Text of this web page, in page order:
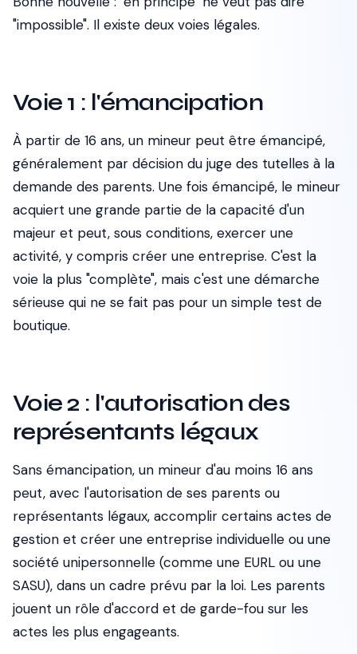
"impossible". Il existe deux voies légales.
Voie 1 : l'émancipation
À partir de 16 ans, un mineur peut être émancipé,
généralement par décision du juge des tutelles à la
demande des parents. Une fois émancipé, le mineur
acquiert une grande partie de la capacité d'un
majeur et peut, sous conditions, exercer une
activité, y compris créer une entreprise. C'est la
voie la plus "complète", mais c'est une démarche
sérieuse qui ne se fait pas pour un simple test de
boutique.
Voie 2 : l'autorisation des
représentants légaux
Sans émancipation, un mineur d'au moins 16 ans
peut, avec l'autorisation de ses parents ou
représentants légaux, accomplir certains actes de
gestion et créer une entreprise individuelle ou une
société unipersonnelle (comme une EURL ou une
SASU), dans un cadre prévu par la loi. Les parents
jouent un rôle d'accord et de garde-fou sur les
actes les plus engageants.